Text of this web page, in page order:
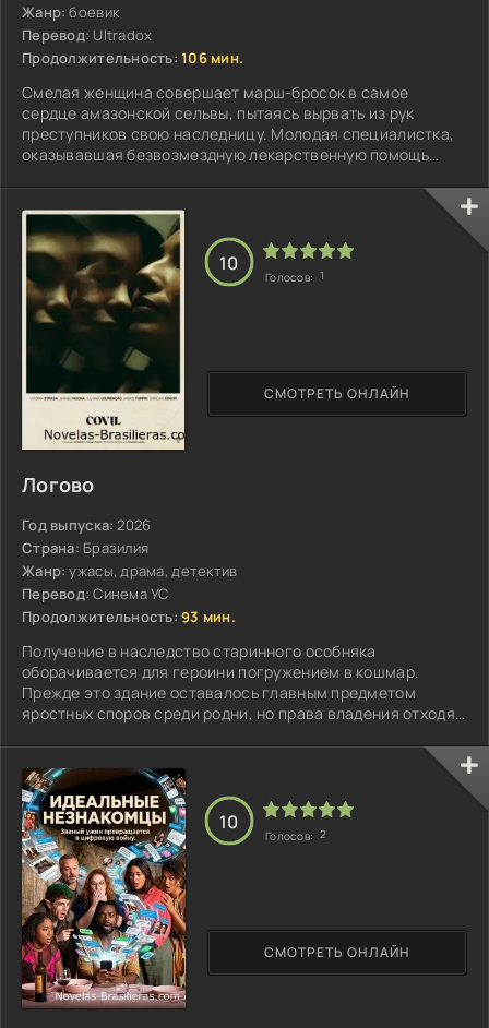
Жанр: боевик
Перевод: Ultradox
Продолжительность: 106 мин.
Смелая женщина совершает марш-бросок в самое
сердце амазонской сельвы, пытаясь вырвать из рук
преступников свою наследницу. Молодая специалистка,
оказывавшая безвозмездную лекарственную помощь
Логово
Год выпуска: 2026
Страна: Бразилия
Жанр: ужасы, драма, детектив
Перевод: Синема УС
Продолжительность: 93 мин.
Получение в наследство старинного особняка
оборачивается для героини погружением в кошмар.
Прежде это здание оставалось главным предметом
яростных споров среди родни, но права владения отходят
СМОТРЕТЬ ОНЛАЙН
10
Голосов: 1
СМОТРЕТЬ ОНЛАЙН
10
Голосов: 2